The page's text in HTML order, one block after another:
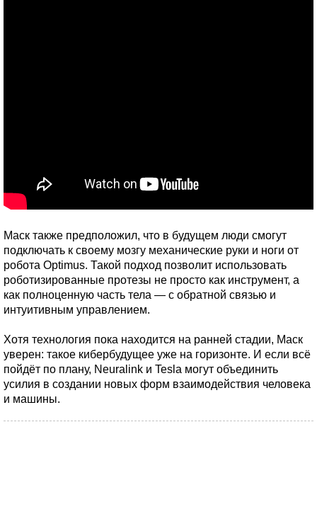
Маск также предположил, что в будущем люди смогут
подключать к своему мозгу механические руки и ноги от
робота Optimus. Такой подход позволит использовать
роботизированные протезы не просто как инструмент, а
как полноценную часть тела — с обратной связью и
интуитивным управлением.
Хотя технология пока находится на ранней стадии, Маск
уверен: такое кибербудущее уже на горизонте. И если всё
пойдёт по плану, Neuralink и Tesla могут объединить
усилия в создании новых форм взаимодействия человека
и машины.